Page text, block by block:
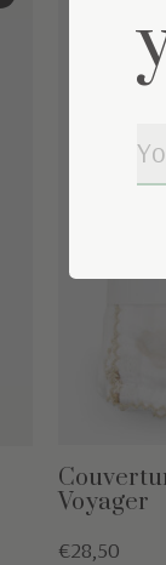
Voyager
€28,50